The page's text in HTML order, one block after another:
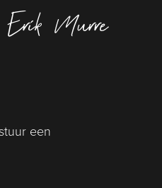
Erik Murre
een